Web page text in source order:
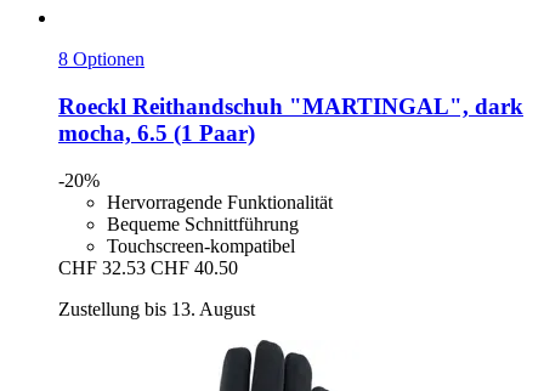
8 Optionen
Roeckl Reithandschuh "MARTINGAL", dark
mocha, 6.5 (1 Paar)
-20%
Hervorragende Funktionalität
Bequeme Schnittführung
Touchscreen-kompatibel
CHF 32.53 CHF 40.50
Zustellung bis 13. August